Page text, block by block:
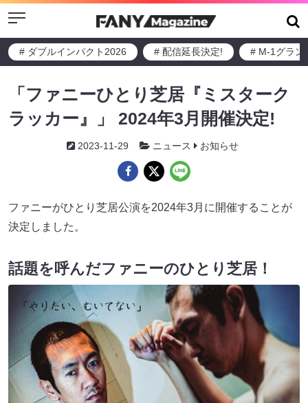
Menu
# ダブルインパクト2026 # 配信延長決定! # M-1グラン
「ファニーひとり芝居『ミスターク
ラッカー』」 2024年3月開催決定!
2023-11-29 ニュース お知らせ
ファニーがひとり芝居公演を2024年3月に開催することが
決定しました。
話題を呼んだファニーのひとり芝居！